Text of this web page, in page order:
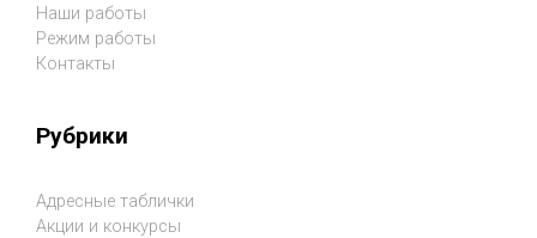
Наши работы
Режим работы
Контакты
Рубрики
Адресные таблички
Акции и конкурсы